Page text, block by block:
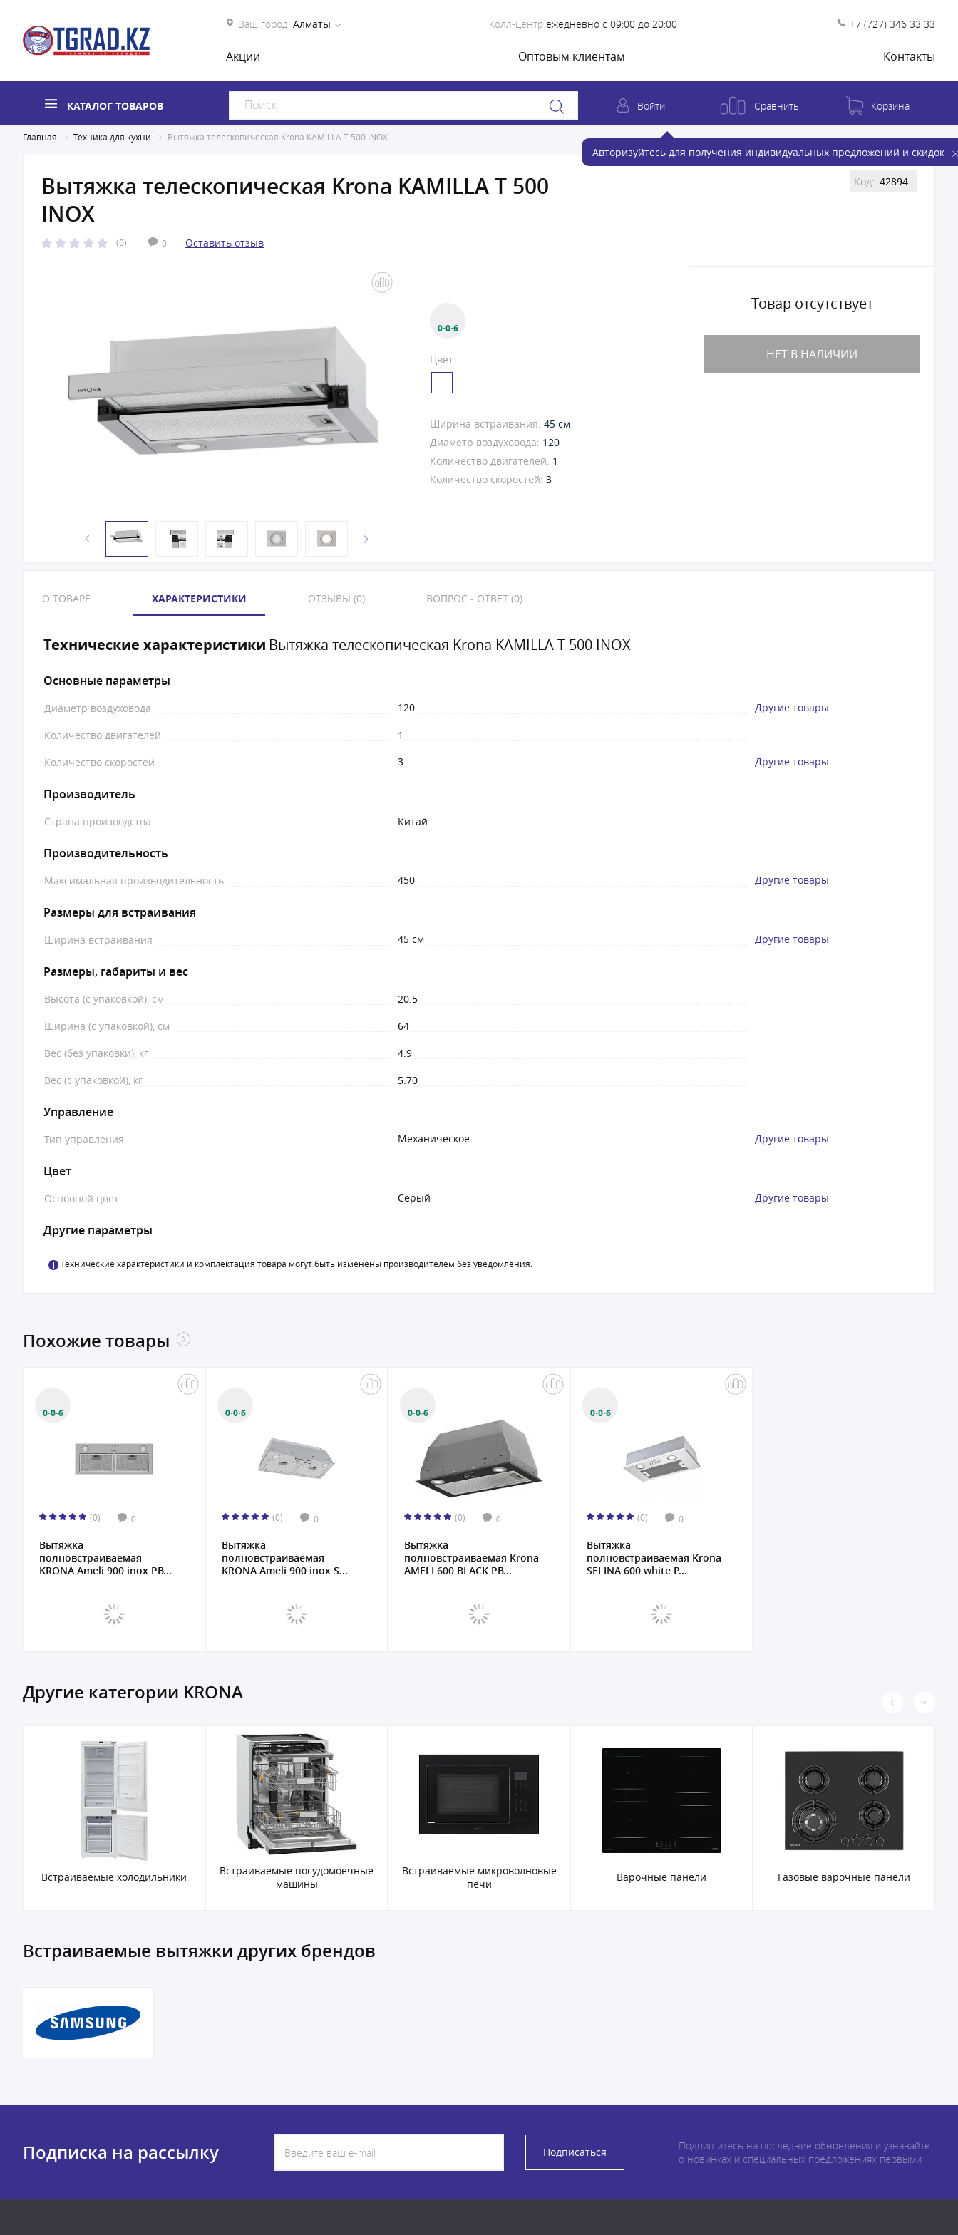
Ваш город: Алматы Колл-центр ежедневно с 09:00 до 20:00 +7 (727) 346 33 33
Акции Оптовым клиентам Контакты
КАТАЛОГ ТОВАРОВ Войти
Авторизуйтесь для получения индивидуальных предложений и скидок
Сравнить Корзина
Главная Техника для кухни Вытяжка телескопическая Krona KAMILLA T 500 INOX
Вытяжка телескопическая Krona KAMILLA T 500
INOX
(0) 0 Оставить отзыв
Код: 42894
0·0·6
Цвет:
Ширина встраивания: 45 см
Диаметр воздуховода: 120
Количество двигателей: 1
Количество скоростей: 3
Товар отсутствует
НЕТ В НАЛИЧИИ
О ТОВАРЕ ХАРАКТЕРИСТИКИ ОТЗЫВЫ (0) ВОПРОС - ОТВЕТ (0)
Технические характеристики Вытяжка телескопическая Krona KAMILLA T 500 INOX
Основные параметры
Диаметр воздуховода 120 Другие товары
Количество двигателей
1
Количество скоростей
3 Другие товары
Производитель
Страна производства Китай
Производительность
Максимальная производительность 450 Другие товары
Размеры для встраивания
Ширина встраивания 45 см Другие товары
Размеры, габариты и вес
Высота (с упаковкой), см
20.5
Ширина (с упаковкой), см
64
Вес (без упаковки), кг
4.9
Вес (с упаковкой), кг
5.70
Управление
Тип управления Механическое Другие товары
Цвет
Основной цвет Серый Другие товары
Другие параметры
Технические характеристики и комплектация товара могут быть изменены производителем без уведомления.
Похожие товары
0·0·6
(0) 0
Вытяжка
полновстраиваемая
KRONA Ameli 900 inox PB...
0·0·6
(0) 0
Вытяжка
полновстраиваемая
KRONA Ameli 900 inox S...
0·0·6
(0) 0
Вытяжка
полновстраиваемая Krona
AMELI 600 BLACK PB...
0·0·6
(0) 0
Вытяжка
полновстраиваемая Krona
SELINA 600 white P...
Другие категории KRONA
Встраиваемые холодильники
Встраиваемые посудомоечные
машины
Встраиваемые микроволновые
печи
Варочные панели Газовые варочные панели
Встраиваемые вытяжки других брендов
Подписка на рассылку Подписаться
Подпишитесь на последние обновления и узнавайте
о новинках и специальных предложениях первыми